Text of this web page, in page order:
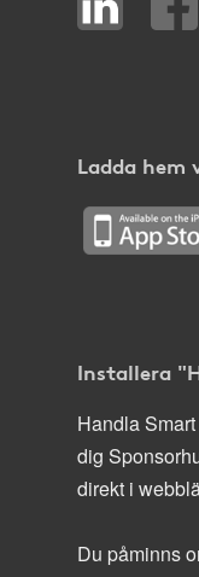
Ladda hem
Installera
Handla
dig
direkt i
Du påminns